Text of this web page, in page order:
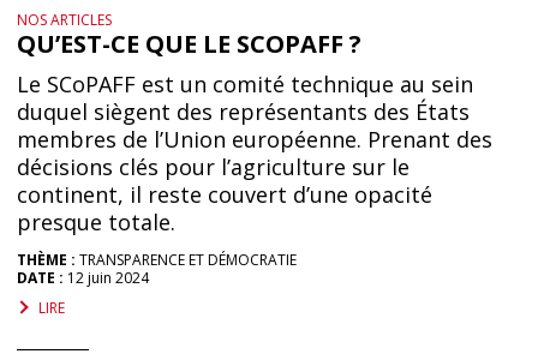
NOS ARTICLES
QU’EST-CE QUE LE SCOPAFF ?
Le SCoPAFF est un comité technique au sein
duquel siègent des représentants des États
membres de l’Union européenne. Prenant des
décisions clés pour l’agriculture sur le
continent, il reste couvert d’une opacité
presque totale.
THÈME : TRANSPARENCE ET DÉMOCRATIE
DATE : 12 juin 2024
LIRE